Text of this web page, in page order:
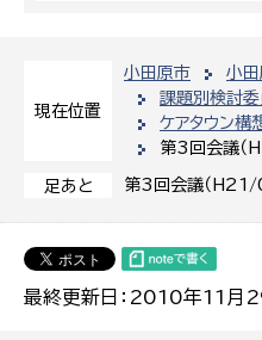
現在位置
小田原市 小田
課題別検討
ケアタウン構
第3回会議
足あと 第3回会議（
最終更新日：2010年11月